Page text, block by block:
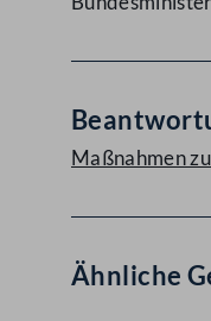
Maßnahmen
Ähnliche